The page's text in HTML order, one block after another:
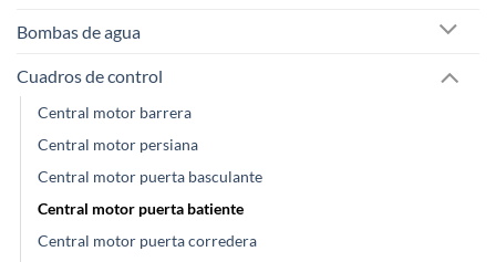
Bombas de agua
Cuadros de control
Central motor barrera
Central motor persiana
Central motor puerta basculante
Central motor puerta batiente
Central motor puerta corredera